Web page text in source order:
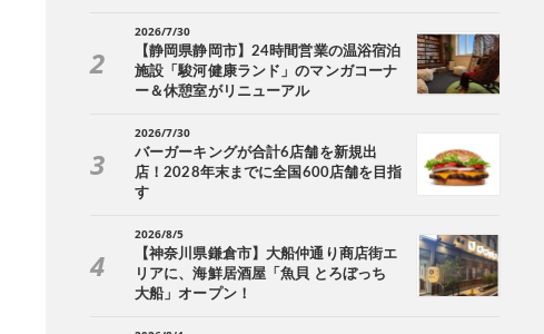
2026/7/30
【静岡県静岡市】24時間営業の温浴宿泊
施設「駿河健康ランド」のマンガコーナ
ー＆休憩室がリニューアル
2026/7/30
バーガーキングが合計6店舗を新規出
店！2028年末までに全国600店舗を目指
す
2026/8/5
【神奈川県鎌倉市】大船仲通り商店街エ
リアに、海鮮居酒屋「魚貝 とろぼっち
大船」オープン！